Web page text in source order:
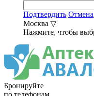
Подтвердить Отмена
Москва ▽
Нажмите, чтобы
Бронируйте
по телефонам